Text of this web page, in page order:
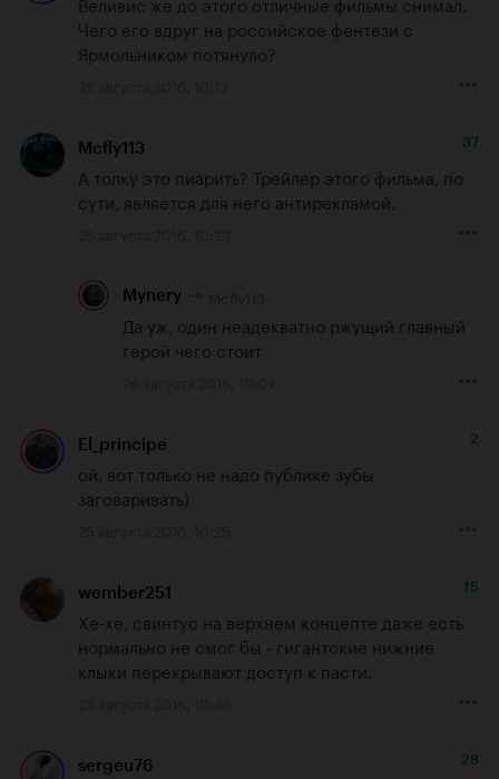
Чего его вдруг на российское фентези с
Ярмольником потянуло?
Mcfly113 37
А толку это пиарить? Трейлер этого фильма, по
сути, является для него антирекламой.
Mynery
Да уж, один неадекватно ржущий главный
герой чего стоит
El_principe 2
ой, вот только не надо публике зубы
заговаривать)
wember251 15
Хе-хе, свинтус на верхнем концепте даже есть
нормально не смог бы - гигантские нижние
клыки перекрывают доступ к пасти.
sergeu76 28